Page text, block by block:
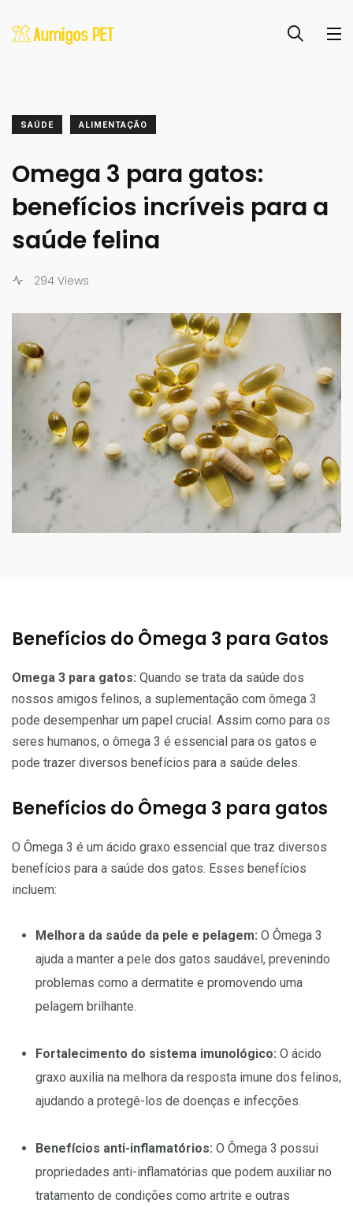
SAÚDE ALIMENTAÇÃO
Omega 3 para gatos:
benefícios incríveis para a
saúde felina
294 Views
Benefícios do Ômega 3 para Gatos
Omega 3 para gatos: Quando se trata da saúde dos
nossos amigos felinos, a suplementação com ômega 3
pode desempenhar um papel crucial. Assim como para os
seres humanos, o ômega 3 é essencial para os gatos e
pode trazer diversos benefícios para a saúde deles.
Benefícios do Ômega 3 para gatos
O Ômega 3 é um ácido graxo essencial que traz diversos
benefícios para a saúde dos gatos. Esses benefícios
incluem:
Melhora da saúde da pele e pelagem: O Ômega 3
ajuda a manter a pele dos gatos saudável, prevenindo
problemas como a dermatite e promovendo uma
pelagem brilhante.
Fortalecimento do sistema imunológico: O ácido
graxo auxilia na melhora da resposta imune dos felinos,
ajudando a protegê-los de doenças e infecções.
Benefícios anti-inflamatórios: O Ômega 3 possui
propriedades anti-inflamatórias que podem auxiliar no
tratamento de condições como artrite e outras